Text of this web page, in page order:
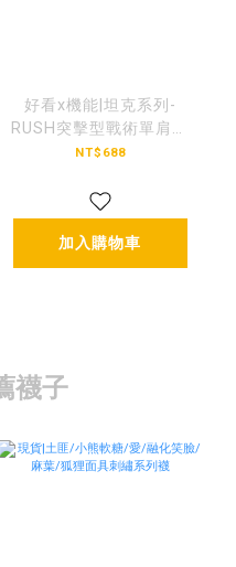
好看x機能|坦克系列-
RUSH突擊型戰術單肩背
包【BGYDH11】
NT$688
加入購物車
襪子